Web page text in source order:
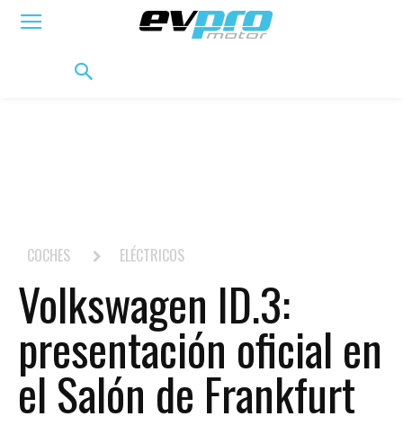
COCHES ELÉCTRICOS
Volkswagen ID.3:
presentación oficial en
el Salón de Frankfurt